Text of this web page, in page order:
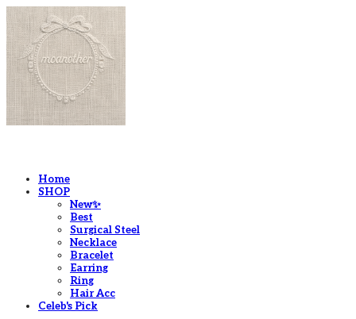
Home
SHOP
New✨
Best
Surgical Steel
Necklace
Bracelet
Earring
Ring
Hair Acc
Celeb's Pick